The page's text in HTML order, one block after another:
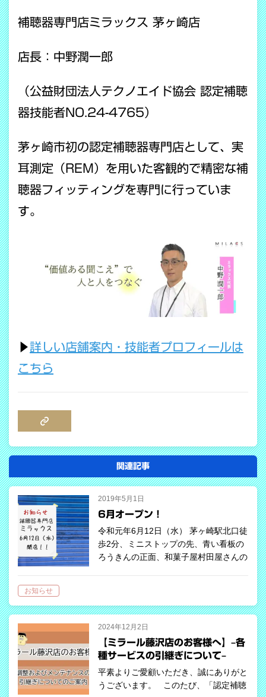
補聴器専門店ミラックス 茅ヶ崎店
店長：中野潤一郎
（公益財団法人テクノエイド協会 認定補聴
器技能者NO.24-4765）
茅ヶ崎市初の認定補聴器専門店として、実
耳測定（REM）を用いた客観的で精密な補
聴器フィッティングを専門に行っていま
す。
▶詳しい店舗案内・技能者プロフィールは
こちら
関連記事
2019年5月1日
6月オープン！
令和元年6月12日（水） 茅ヶ崎駅北口徒
歩2分、ミニストップの先、青い看板の
ろうきんの正面、和菓子屋村田屋さんの
お知らせ
2024年12月2日
【ミラール藤沢店のお客様へ】–各
種サービスの引継ぎについて–
平素よりご愛顧いただき、誠にありがと
うございます。 このたび、「認定補聴